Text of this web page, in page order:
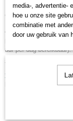
Losse helium
opgeblazen en
Als u zelf een
pastel) nodig heeft,
uur per dag bereikbaar).
Tevens treft u in de
feestartikelen
bedrukte ballonnen,
Bestellingen uit de
media-, advertentie-
hoe u onze site
combinatie met
door uw gebruik van